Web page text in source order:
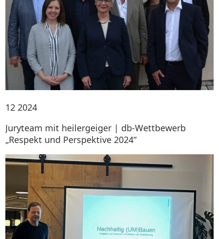
12 2024
Juryteam mit heilergeiger | db-Wettbewerb
„Respekt und Perspektive 2024“